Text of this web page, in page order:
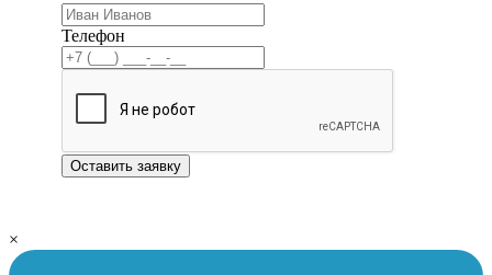
Телефон
Оставить заявку
×